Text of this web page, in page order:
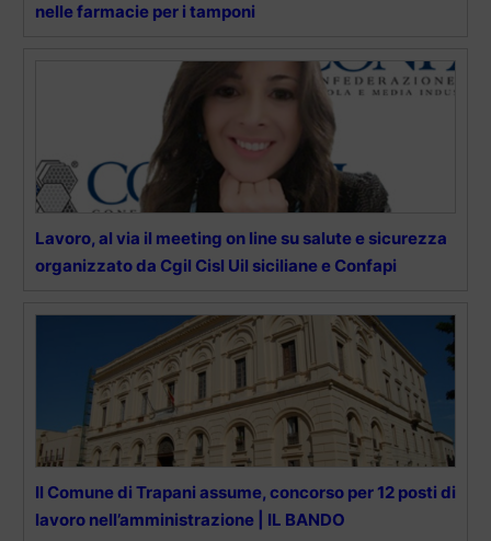
nelle farmacie per i tamponi
Lavoro, al via il meeting on line su salute e sicurezza
organizzato da Cgil Cisl Uil siciliane e Confapi
Il Comune di Trapani assume, concorso per 12 posti di
lavoro nell’amministrazione | IL BANDO